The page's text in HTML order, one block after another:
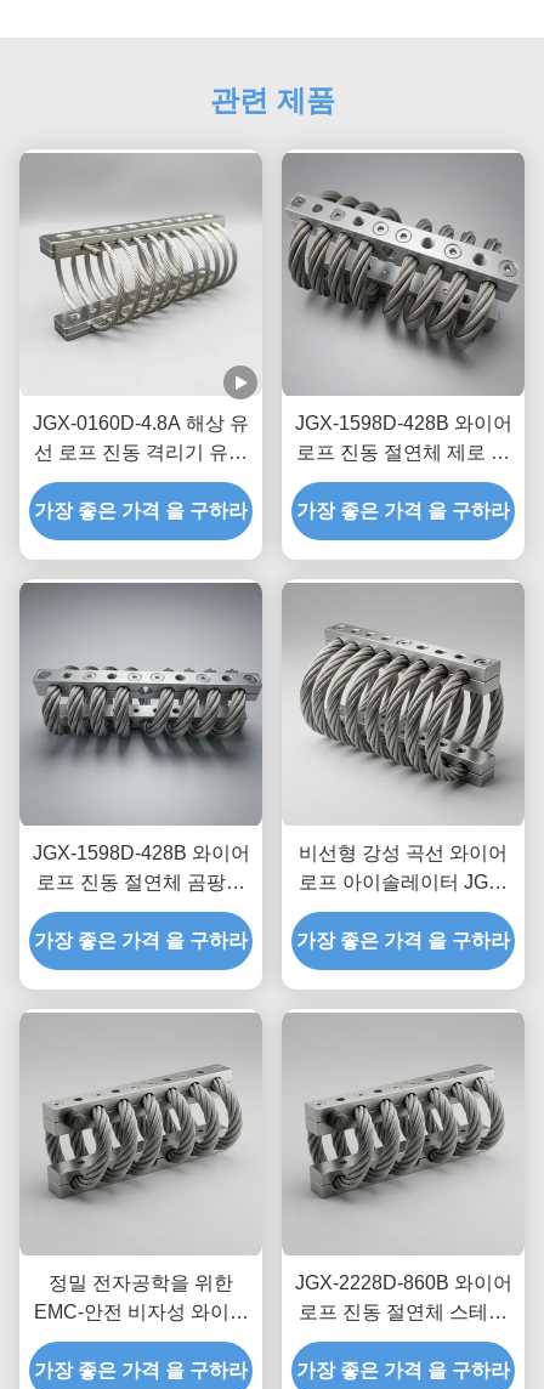
관련 제품
JGX-0160D-4.8A 해상 유
선 로프 진동 격리기 유지
보수 없는 스테인레스 스
틸 충격 장착장
가장 좋은 가격 을 구하라
JGX-1598D-428B 와이어
로프 진동 절연체 제로 크
립 오일 프리 마찰 감쇠
(운송 선적 보호용)
가장 좋은 가격 을 구하라
JGX-1598D-428B 와이어
로프 진동 절연체 곰팡이
화학 세척 방지 스테인리
스 스틸 절연 마운트
가장 좋은 가격 을 구하라
비선형 강성 곡선 와이어
로프 아이솔레이터 JGX-
2228D-665B 산업 설비용
친환경 전금속 마운트
가장 좋은 가격 을 구하라
정밀 전자공학을 위한
EMC-안전 비자성 와이어
로프 절연체 JGX-2228D-
665B 과도 충격 분산 마운
가장 좋은 가격 을 구하라
JGX-2228D-860B 와이어
로프 진동 절연체 스테인
리스 스틸 긴 수명 산업용
충격 흡수 장치
가장 좋은 가격 을 구하라